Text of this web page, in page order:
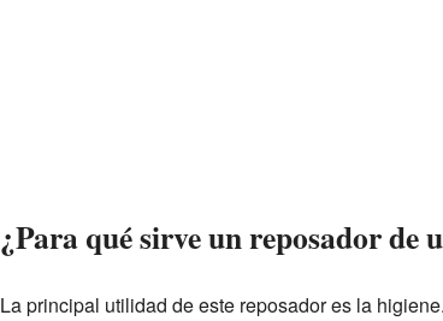
¿Para qué sirve un reposador de
La principal utilidad de este reposador es la